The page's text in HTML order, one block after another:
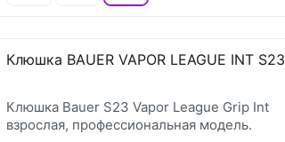
Клюшка BAUER VAPOR LEAGUE INT S23
Клюшка Bauer S23 Vapor League Grip Int
взрослая, профессиональная модель.